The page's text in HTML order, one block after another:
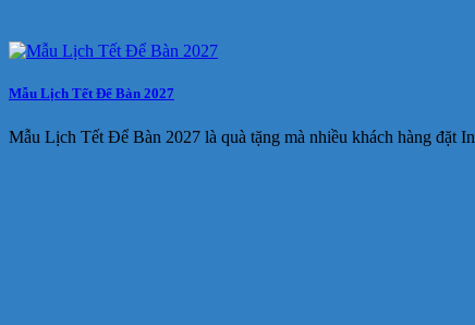
Mẫu Lịch Tết Để Bàn 2027
Mẫu Lịch Tết Để Bàn 2027 là quà tặng mà nhiều khách hàng đặt In